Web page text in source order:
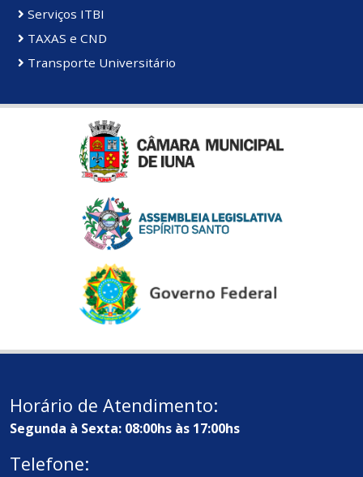
Serviços ITBI
TAXAS e CND
Transporte Universitário
Horário de Atendimento:
Segunda à Sexta: 08:00hs às 17:00hs
Telefone: